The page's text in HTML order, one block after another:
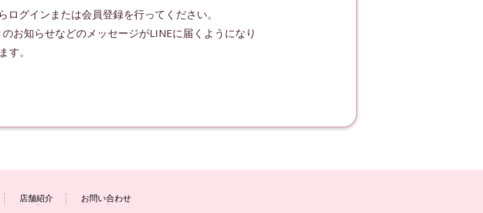
グインまたは会員登録を行ってください。
お知らせなどのメッセージがLINEに届くようになり
店舗紹介 お問い合わせ